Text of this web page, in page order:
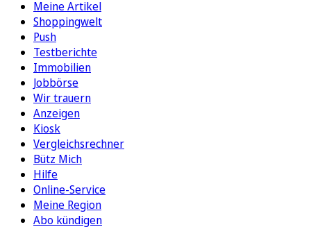
Meine Artikel
Shoppingwelt
Push
Testberichte
Immobilien
Jobbörse
Wir trauern
Anzeigen
Kiosk
Vergleichsrechner
Bütz Mich
Hilfe
Online-Service
Meine Region
Abo kündigen